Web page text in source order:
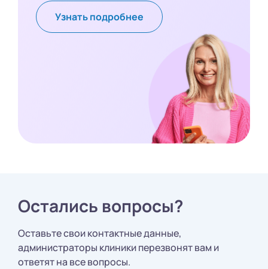
Узнать подробнее
Остались вопросы?
Оставьте свои контактные данные,
администраторы клиники перезвонят вам и
ответят на все вопросы.